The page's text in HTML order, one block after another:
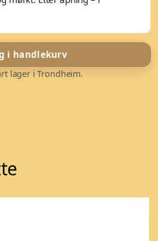
i handlekurv
lager i Trondheim.